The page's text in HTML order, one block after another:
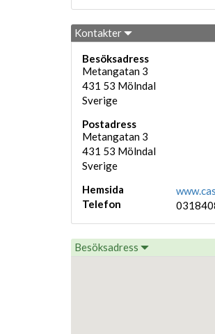
Kontakter
Besöksadress
Metangatan 3
431 53 Mölndal
Sverige
Postadress
Metangatan 3
431 53 Mölndal
Sverige
Hemsida
Telefon
Besöksadress